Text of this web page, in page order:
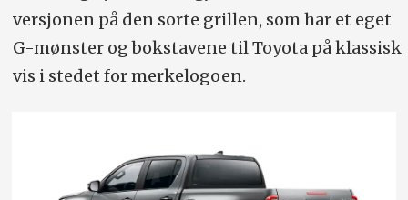
versjonen på den sorte grillen, som har et eget
G-mønster og bokstavene til Toyota på klassisk
vis i stedet for merkelogoen.